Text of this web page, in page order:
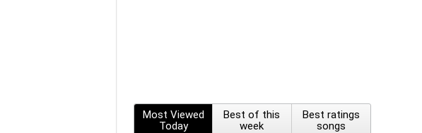
Most Viewed
Today
Best of this
week
Best ratings
songs